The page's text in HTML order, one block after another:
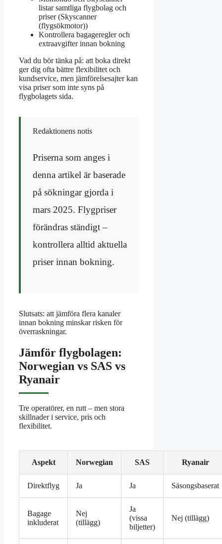
listar samtliga flygbolag och
priser (Skyscanner
(flygsökmotor))
Kontrollera bagageregler och
extraavgifter innan bokning
Vad du bör tänka på: att boka direkt
ger dig ofta bättre flexibilitet och
kundservice, men jämförelsesajter kan
visa priser som inte syns på
flygbolagets sida.
Redaktionens notis
Priserna som anges i
denna artikel är baserade
på sökningar gjorda i
mars 2025. Flygpriser
förändras ständigt –
kontrollera alltid aktuella
priser innan bokning.
Slutsats: att jämföra flera kanaler
innan bokning minskar risken för
överraskningar.
Jämför flygbolagen:
Norwegian vs SAS vs
Ryanair
Tre operatörer, en rutt – men stora
skillnader i service, pris och
flexibilitet.
Aspekt Norwegian SAS Ryanair
Direktflyg Ja Ja Säsongsbaserat
Bagage
inkluderat
Nej
(tillägg)
Ja
(vissa
biljetter)
Nej (tillägg)